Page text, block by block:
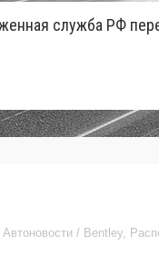
Автоновости / Bentley,